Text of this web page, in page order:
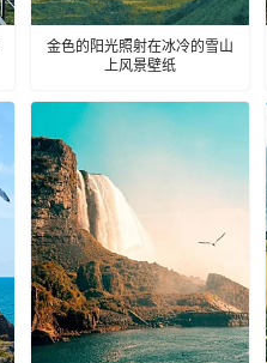
金色的阳光照射在冰冷的雪山
上风景壁纸